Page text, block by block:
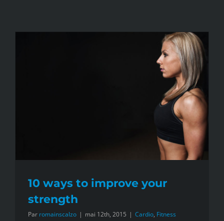
10 ways to improve your
strength
Par romainscalzo | mai 12th, 2015 | Cardio, Fitness